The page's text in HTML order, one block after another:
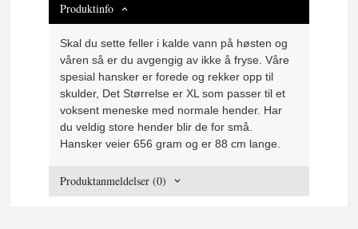
Produktinfo
Skal du sette feller i kalde vann på høsten og
våren så er du avgengig av ikke å fryse. Våre
spesial hansker er forede og rekker opp til
skulder, Det Størrelse er XL som passer til et
voksent meneske med normale hender. Har
du veldig store hender blir de for små.
Hansker veier 656 gram og er 88 cm lange.
Produktanmeldelser (0)